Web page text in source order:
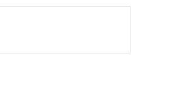
工/柳工/杭州叉车等）